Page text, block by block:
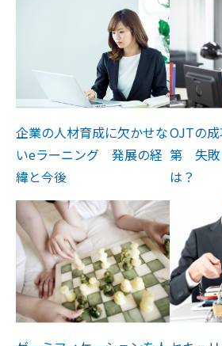
企業の人材育成に欠かせな
いeラーニング 発展の経
緯と今後
OJTの
第 失敗
は？